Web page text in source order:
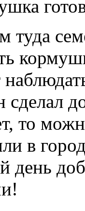
туда
сделал
то
в
день